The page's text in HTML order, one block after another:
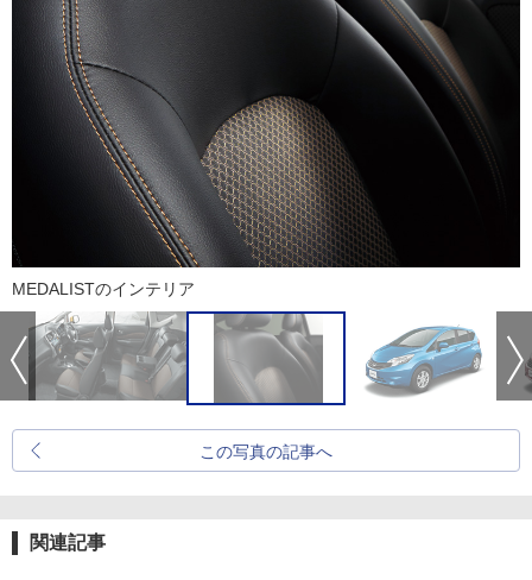
MEDALISTのインテリア
この写真の記事へ
関連記事